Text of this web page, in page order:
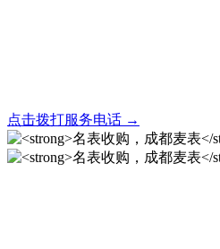
点击拨打服务电话 →